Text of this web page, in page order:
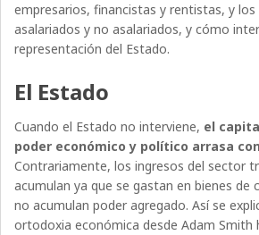
empresarios, financistas y rentistas, y
asalariados y no asalariados, y cómo
representación del Estado.
El Estado
Cuando el Estado no interviene, el
poder económico y político arrasa
Contrariamente, los ingresos del sector
acumulan ya que se gastan en bienes de
no acumulan poder agregado. Así se
ortodoxia económica desde Adam Smith